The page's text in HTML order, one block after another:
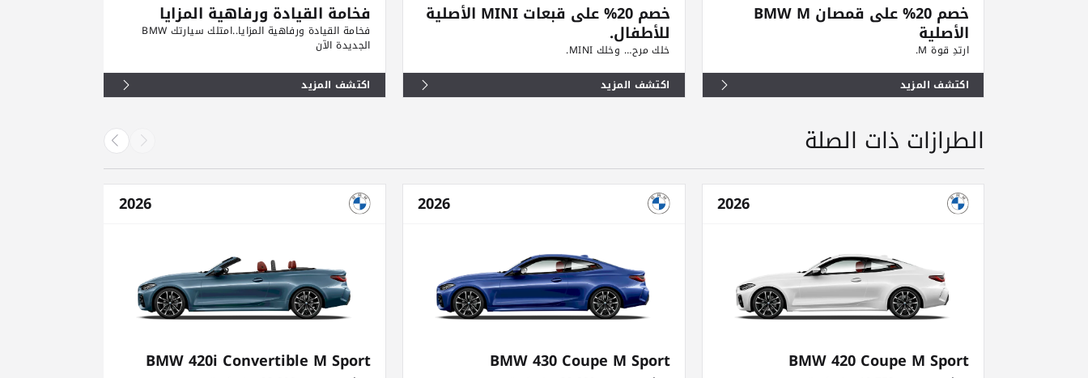
خصم 20% على قمصان BMW M
الأصلية
ارتدِ قوة M.
اكتشف المزيد
خصم 20% على قبعات MINI الأصلية
للأطفال.
خلك مرح… وخلك MINI.
اكتشف المزيد
فخامة القيادة ورفاهية المزايا
فخامة القيادة ورفاهية المزايا..امتلك سيارتك BMW
الجديدة الآن
اكتشف المزيد
الطرازات ذات الصلة
2026
BMW 420 Coupe M Sport
2026
BMW 430 Coupe M Sport
2026
BMW 420i Convertible M Sport